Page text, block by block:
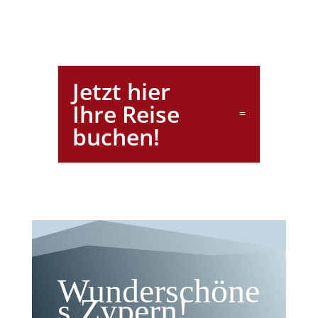
Jetzt hier
Ihre Reise
buchen!
Wunderschöne